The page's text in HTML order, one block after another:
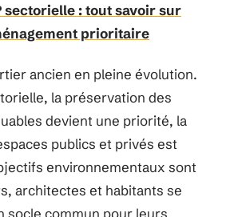
sectorielle : tout savoir sur
prioritaire
ancien en pleine évolution.
la préservation des
devient une priorité, la
publics et privés est
environnementaux sont
architectes et habitants se
socle commun pour leurs